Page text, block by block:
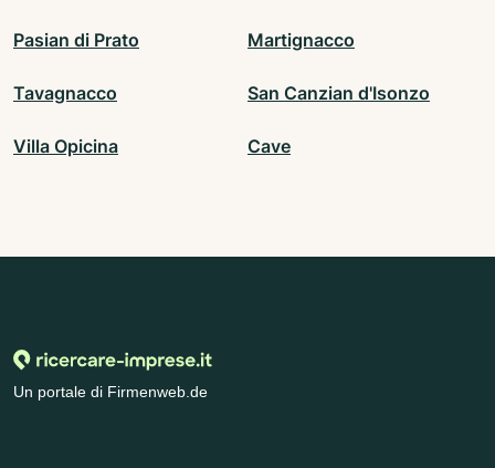
Pasian di Prato Martignacco
Tavagnacco San Canzian d'Isonzo
Villa Opicina Cave
Un portale di Firmenweb.de